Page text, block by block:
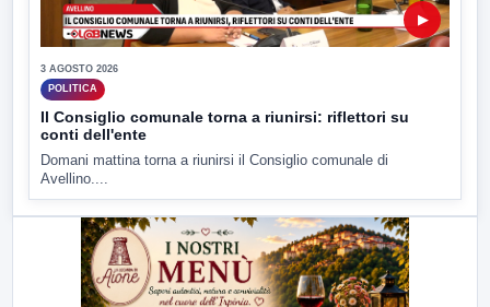
▶
3 AGOSTO 2026
POLITICA
Il Consiglio comunale torna a riunirsi: riflettori su
conti dell'ente
Domani mattina torna a riunirsi il Consiglio comunale di
Avellino....